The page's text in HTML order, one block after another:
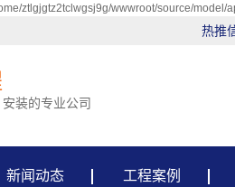
ztlgjgtz2tclwgsj9g/wwwroot/source/model/
热推
装的专业公司
新闻动态 工程案例